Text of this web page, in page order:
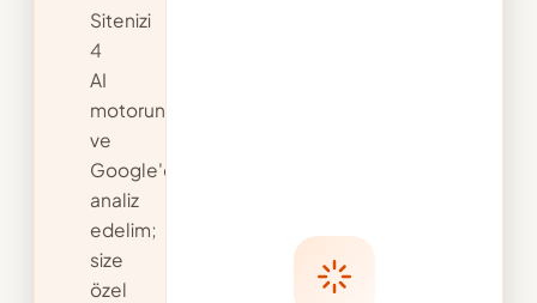
Sitenizi
4
AI
motorunda
ve
Google'da
analiz
edelim;
size
özel